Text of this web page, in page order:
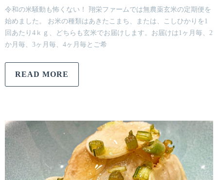
令和の米騒動も怖くない！ 翔栄ファームでは無農薬玄米の定期便を
始めました。 お米の種類はあきたこまち、または、こしひかりを1
回あたり4ｋｇ、どちらも玄米でお届けします。お届けは1ヶ月毎、2
か月毎、3ヶ月毎、4ヶ月毎とご希
READ MORE